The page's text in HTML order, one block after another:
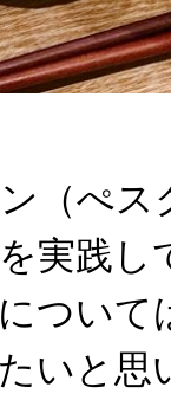
（ぺス
実践
ついて
いと思